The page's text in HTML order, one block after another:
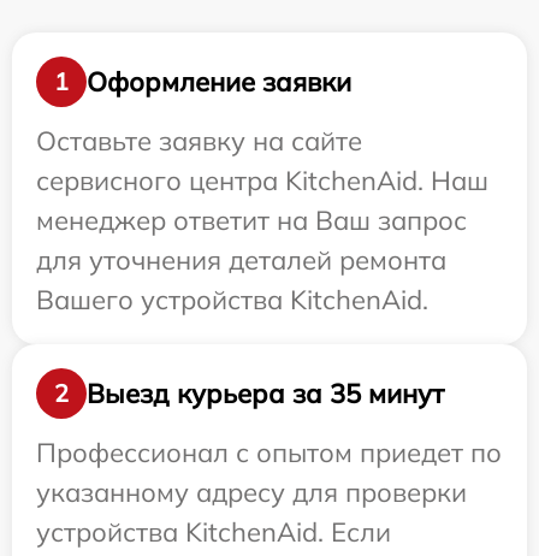
1
Оформление заявки
Оставьте заявку на сайте
сервисного центра KitchenAid. Наш
менеджер ответит на Ваш запрос
для уточнения деталей ремонта
Вашего устройства KitchenAid.
2
Выезд курьера за 35 минут
Профессионал с опытом приедет по
указанному адресу для проверки
устройства KitchenAid. Если